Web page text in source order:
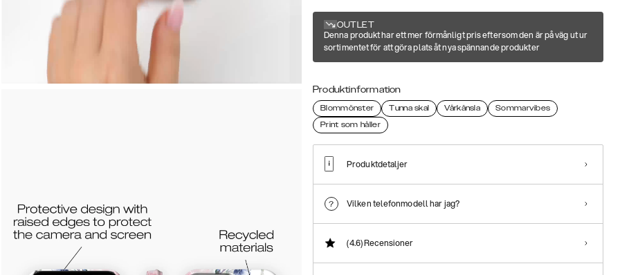
OUTLET
Denna produkt har ett mer förmånligt pris eftersom den är på väg ut ur
sortimentet för att göra plats åt nya spännande produkter
Produktinformation
Blommönster Tunna skal Vårkänsla
Sommarvibes
Print som håller
Produktdetaljer
Vilken telefonmodell har jag?
(4.6)Recensioner